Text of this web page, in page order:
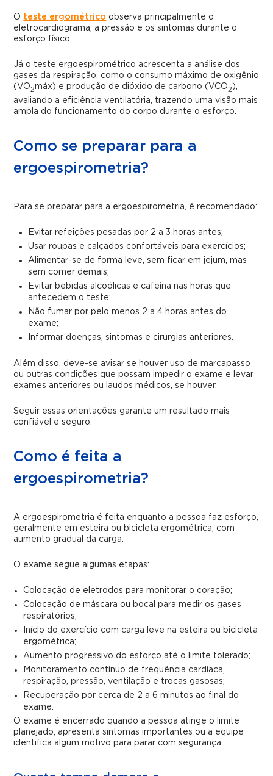
O teste ergométrico observa principalmente o
eletrocardiograma, a pressão e os sintomas durante o
esforço físico.
Já o teste ergoespirométrico acrescenta a análise dos
gases da respiração, como o consumo máximo de oxigênio
(VO2máx) e produção de dióxido de carbono (VCO2),
avaliando a eficiência ventilatória, trazendo uma visão mais
ampla do funcionamento do corpo durante o esforço.
Como se preparar para a
ergoespirometria?
Para se preparar para a ergoespirometria, é recomendado:
Evitar refeições pesadas por 2 a 3 horas antes;
Usar roupas e calçados confortáveis para exercícios;
Alimentar-se de forma leve, sem ficar em jejum, mas
sem comer demais;
Evitar bebidas alcoólicas e cafeína nas horas que
antecedem o teste;
Não fumar por pelo menos 2 a 4 horas antes do
exame;
Informar doenças, sintomas e cirurgias anteriores.
Além disso, deve-se avisar se houver uso de marcapasso
ou outras condições que possam impedir o exame e levar
exames anteriores ou laudos médicos, se houver.
Seguir essas orientações garante um resultado mais
confiável e seguro.
Como é feita a
ergoespirometria?
A ergoespirometria é feita enquanto a pessoa faz esforço,
geralmente em esteira ou bicicleta ergométrica, com
aumento gradual da carga.
O exame segue algumas etapas:
Colocação de eletrodos para monitorar o coração;
Colocação de máscara ou bocal para medir os gases
respiratórios;
Início do exercício com carga leve na esteira ou bicicleta
ergométrica;
Aumento progressivo do esforço até o limite tolerado;
Monitoramento contínuo de frequência cardíaca,
respiração, pressão, ventilação e trocas gasosas;
Recuperação por cerca de 2 a 6 minutos ao final do
exame.
O exame é encerrado quando a pessoa atinge o limite
planejado, apresenta sintomas importantes ou a equipe
identifica algum motivo para parar com segurança.